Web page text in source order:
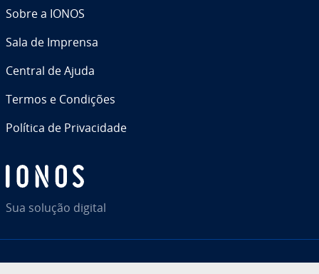
Sua solução digital
Sobre a IONOS
Sala de Imprensa
Central de Ajuda
Termos e Condições
Política de Pri­va­ci­dade